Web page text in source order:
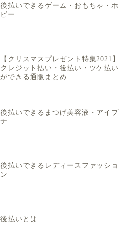
後払いできるゲーム・おもちゃ・ホ
ビー
【クリスマスプレゼント特集2021】
クレジット払い・後払い・ツケ払い
ができる通販まとめ
後払いできるまつげ美容液・アイプ
チ
後払いできるレディースファッショ
ン
後払いとは